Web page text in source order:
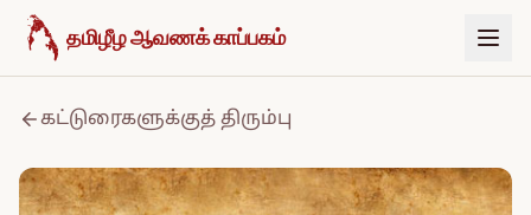
உள்ளடக்கத்திற்குச் செல்க
தமிழீழ ஆவணக் காப்பகம்
கட்டுரைகளுக்குத் திரும்பு